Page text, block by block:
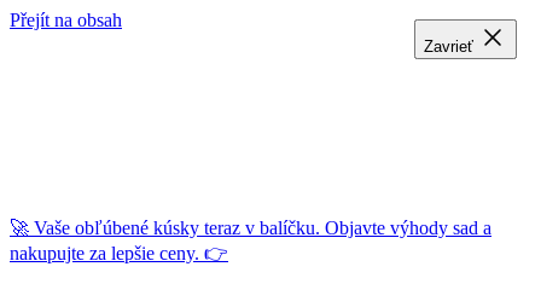
Přejít na obsah
🚀 Vaše obľúbené kúsky teraz v balíčku. Objavte výhody sad a
nakupujte za lepšie ceny. 👉
Zavrieť
Zavrieť
Zavrieť